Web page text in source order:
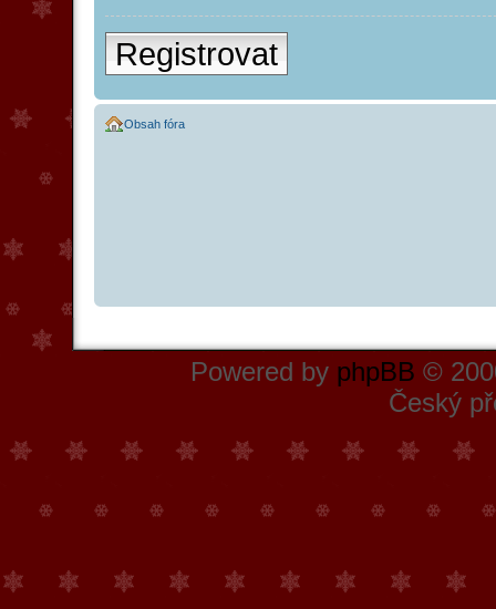
Registrovat
Obsah fóra
Powered by phpBB ©
Český